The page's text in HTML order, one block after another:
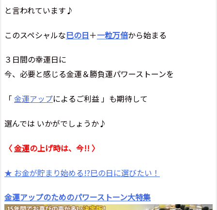
と言われています♪
このスペシャルな巳の日＋一粒万倍から始まる
３日間の幸運日に
今、必要と感じる金運＆勝負運パワーストーンを
「 金運アップによるご利益 」も期待して
選んでは いかがでしょうか♪
〈金運の上げ時は、今!! 〉
★ お金が貯まり始める!?巳の日に選びたい！
金運アップのためのパワーストーン大特集